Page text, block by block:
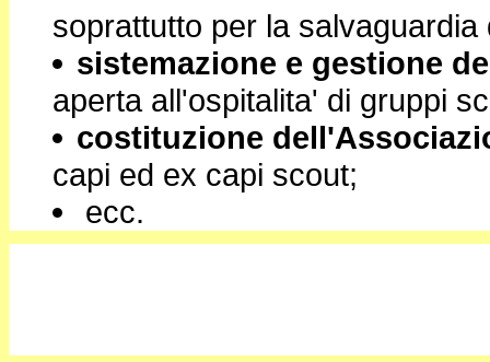
soprattutto per la
sistemazione e gestione
aperta all'ospitalita' di gruppi
costituzione
capi ed ex capi scout;
ecc.